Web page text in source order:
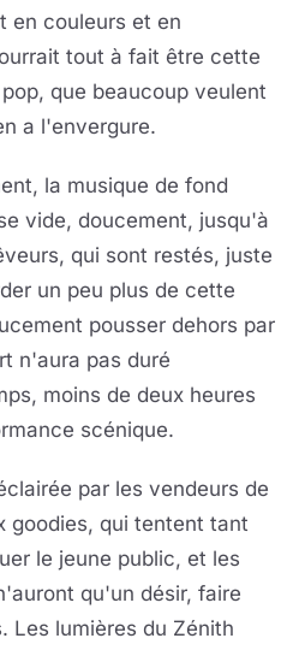
en couleurs et en
tout à fait être cette
que beaucoup veulent
a l'envergure.
la musique de fond
vide, doucement, jusqu'à
qui sont restés, juste
un peu plus de cette
pousser dehors par
n'aura pas duré
moins de deux heures
scénique.
par les vendeurs de
goodies, qui tentent tant
le jeune public, et les
qu'un désir, faire
Les lumières du Zénith